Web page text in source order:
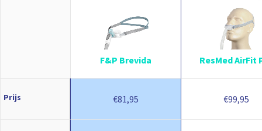
Prijs
F&P Brevida
€81,95
ResMed AirFit
€99,95